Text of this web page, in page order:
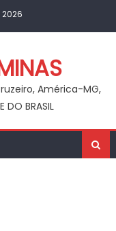
América-MG,
BRASIL